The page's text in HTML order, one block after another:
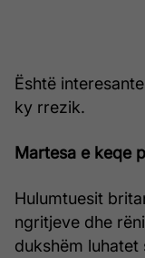
Është
ky rrezik.
Martesa e keqe
Hulumtuesit
ngritjeve dhe
dukshëm